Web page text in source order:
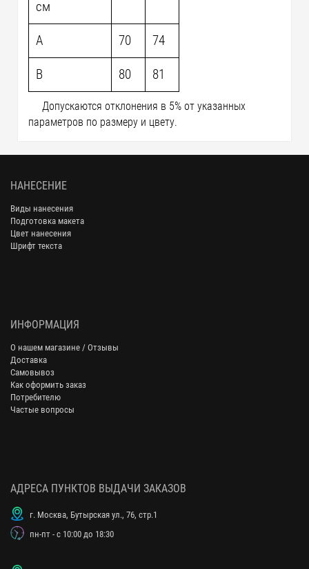
см
A 70 74
B 80 81
Допускаются отклонения в 5% от указанных
параметров по размеру и цвету.
НАНЕСЕНИЕ
Виды нанесения
Подготовка макета
Цвет нанесения
Шрифт текста
ИНФОРМАЦИЯ
О нашем магазине / Отзывы
Доставка
Самовывоз
Как оформить заказ
Потребителю
Частые вопросы
АДРЕСА ПУНКТОВ ВЫДАЧИ ЗАКАЗОВ
г. Москва, Бутырская ул., 76, стр.1
пн-пт - с 10:00 до 18:30